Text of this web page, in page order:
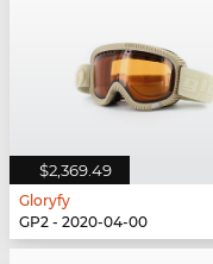
$2,369.49
Gloryfy
GP2 - 2020-04-00